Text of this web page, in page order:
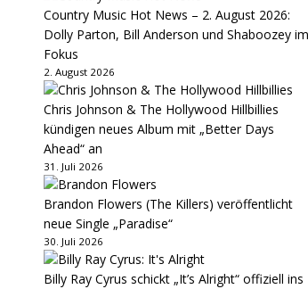
Country Music Hot News – 2. August 2026:
Dolly Parton, Bill Anderson und Shaboozey im
Fokus
2. August 2026
Chris Johnson & The Hollywood Hillbillies
kündigen neues Album mit „Better Days
Ahead“ an
31. Juli 2026
Brandon Flowers (The Killers) veröffentlicht
neue Single „Paradise“
30. Juli 2026
Billy Ray Cyrus schickt „It’s Alright“ offiziell ins